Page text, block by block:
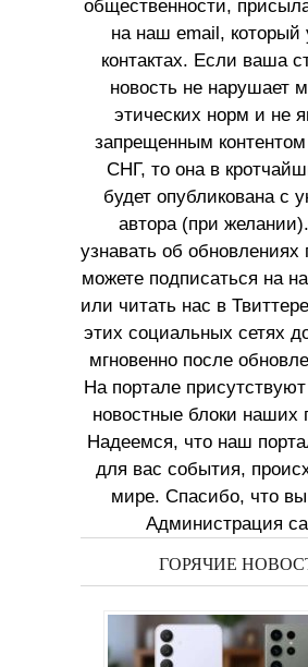
общественности,
на наш email, который
контактах. Если ваша
новость не нарушает
этических норм и не
запрещенным контентом
СНГ, то она в
будет опубликована с
автора (при
узнавать об обновлениях
можете подписаться на
или читать нас в
этих социальных сетях
мгновенно после
На портале
новостные блоки наших
Надеемся, что наш
для вас события,
мире. Спасибо, что
Администрация
ГОРЯЧИЕ